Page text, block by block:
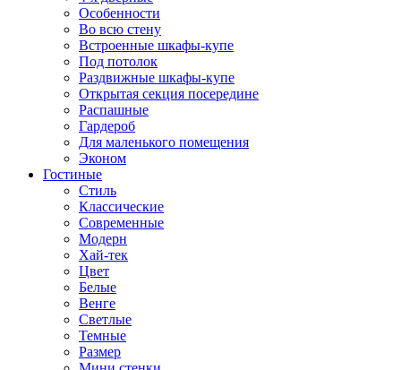
Особенности
Во всю стену
Встроенные шкафы-купе
Под потолок
Раздвижные шкафы-купе
Открытая секция посередине
Распашные
Гардероб
Для маленького помещения
Эконом
Гостиные
Стиль
Классические
Современные
Модерн
Хай-тек
Цвет
Белые
Венге
Светлые
Темные
Размер